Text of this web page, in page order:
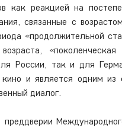
как реакцией на
связанные с
«продолжительной
России, так и для
и является одним из
диалог.
преддверии